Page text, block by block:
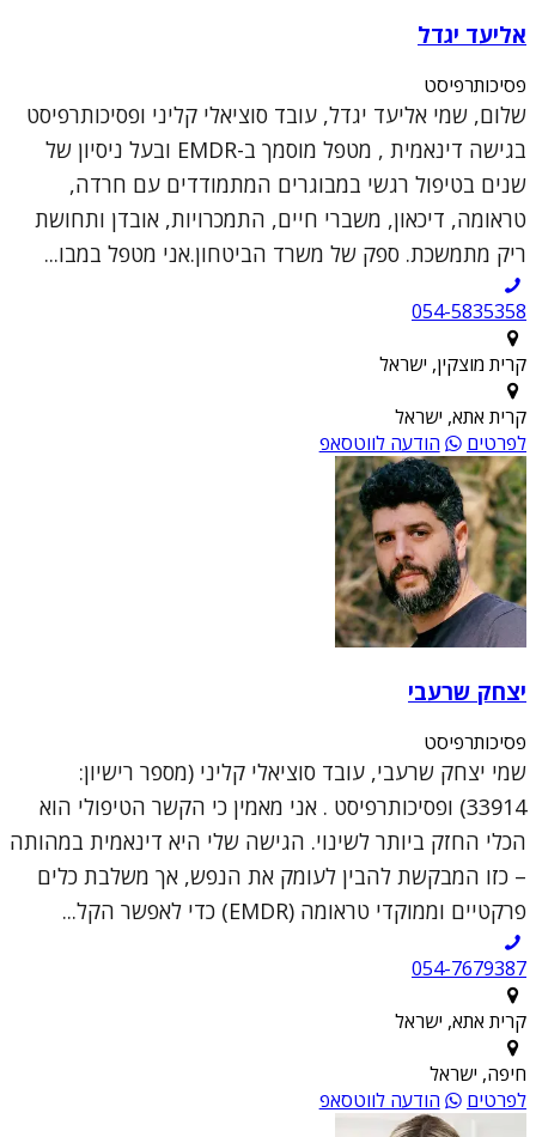
אליעד יגדל
פסיכותרפיסט
שלום, שמי אליעד יגדל, עובד סוציאלי קליני ופסיכותרפיסט
בגישה דינאמית , מטפל מוסמך ב-EMDR ובעל ניסיון של
שנים בטיפול רגשי במבוגרים המתמודדים עם חרדה,
טראומה, דיכאון, משברי חיים, התמכרויות, אובדן ותחושת
ריק מתמשכת. ספק של משרד הביטחון.אני מטפל במבו...
054-5835358
קרית מוצקין, ישראל
קרית אתא, ישראל
לפרטים
הודעה לווטסאפ
יצחק שרעבי
פסיכותרפיסט
שמי יצחק שרעבי, עובד סוציאלי קליני (מספר רישיון:
33914) ופסיכותרפיסט . אני מאמין כי הקשר הטיפולי הוא
הכלי החזק ביותר לשינוי. הגישה שלי היא דינאמית במהותה
– כזו המבקשת להבין לעומק את הנפש, אך משלבת כלים
פרקטיים וממוקדי טראומה (EMDR) כדי לאפשר הקל...
054-7679387
קרית אתא, ישראל
חיפה, ישראל
לפרטים
הודעה לווטסאפ